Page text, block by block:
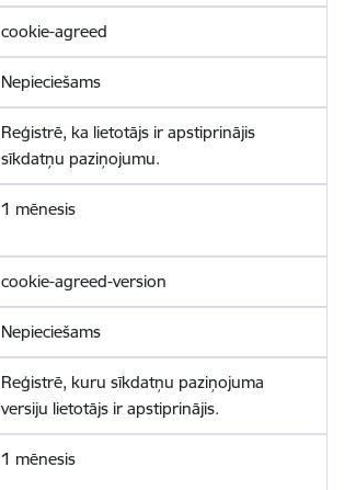
cookie-agreed
Nepieciešams
Reģistrē, ka lietotājs ir apstiprinājis
sīkdatņu paziņojumu.
1 mēnesis
cookie-agreed-version
Nepieciešams
Reģistrē, kuru sīkdatņu paziņojuma
versiju lietotājs ir apstiprinājis.
1 mēnesis